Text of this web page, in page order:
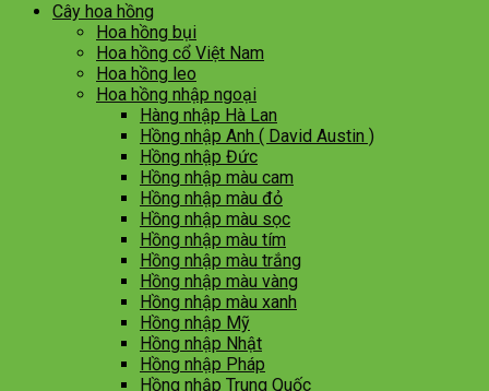
Cây hoa hồng
Hoa hồng bụi
Hoa hồng cổ Việt Nam
Hoa hồng leo
Hoa hồng nhập ngoại
Hàng nhập Hà Lan
Hồng nhập Anh ( David Austin )
Hồng nhập Đức
Hồng nhập màu cam
Hồng nhập màu đỏ
Hồng nhập màu sọc
Hồng nhập màu tím
Hồng nhập màu trắng
Hồng nhập màu vàng
Hồng nhập màu xanh
Hồng nhập Mỹ
Hồng nhập Nhật
Hồng nhập Pháp
Hồng nhập Trung Quốc